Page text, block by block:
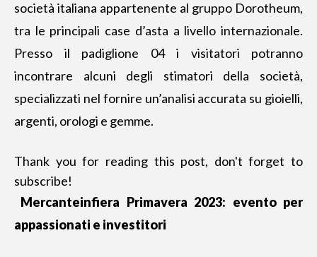
società italiana appartenente al gruppo Dorotheum,
tra le principali case d’asta a livello internazionale.
Presso il padiglione 04 i visitatori potranno
incontrare alcuni degli stimatori della società,
specializzati nel fornire un’analisi accurata su gioielli,
argenti, orologi e gemme.
Thank you for reading this post, don't forget to
subscribe!
Mercanteinfiera Primavera 2023: evento per
appassionati e investitori